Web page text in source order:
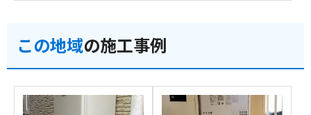
換
換
この地域の施工事例